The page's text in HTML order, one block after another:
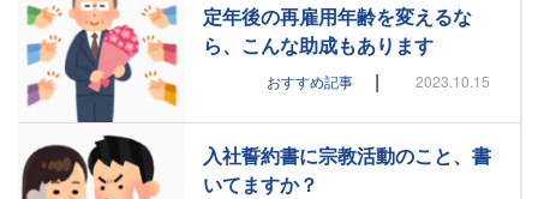
定年後の再雇用年齢を変えるな
ら、こんな助成もあります
おすすめ記事 | 2023.10.15
入社誓約書に宗教活動のこと、書
いてますか？